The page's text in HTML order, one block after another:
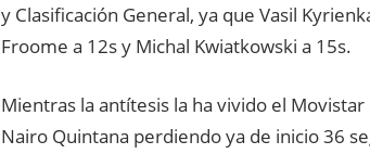
y Clasificación General, ya que Vasil
Froome a 12s y Michal Kwiatkowski a 15s.
Mientras la antítesis la ha vivido el
Nairo Quintana perdiendo ya de inicio 36